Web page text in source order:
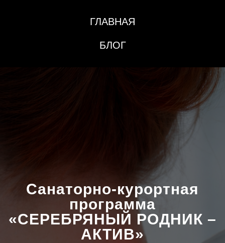
ГЛАВНАЯ
БЛОГ
Санаторно-курортная
программа
«СЕРЕБРЯНЫЙ РОДНИК –
АКТИВ»